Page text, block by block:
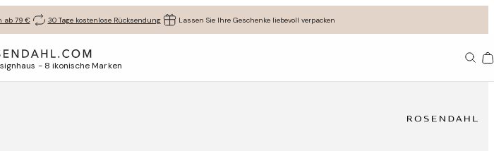
ab 79 € 30 Tage kostenlose Rücksendung Lassen Sie Ihre Geschenke liebevoll verpacken
- 8 ikonische Marken